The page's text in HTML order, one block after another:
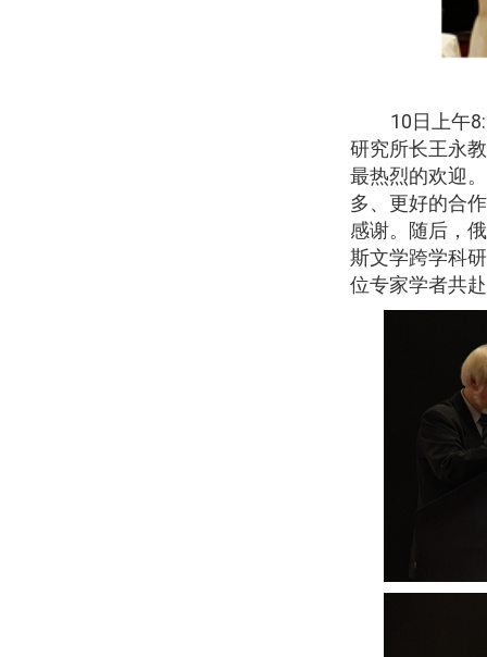
10日上午
研究所长王永
最热烈的欢迎
多、更好的合
感谢。随后，
斯文学跨学科
位专家学者共